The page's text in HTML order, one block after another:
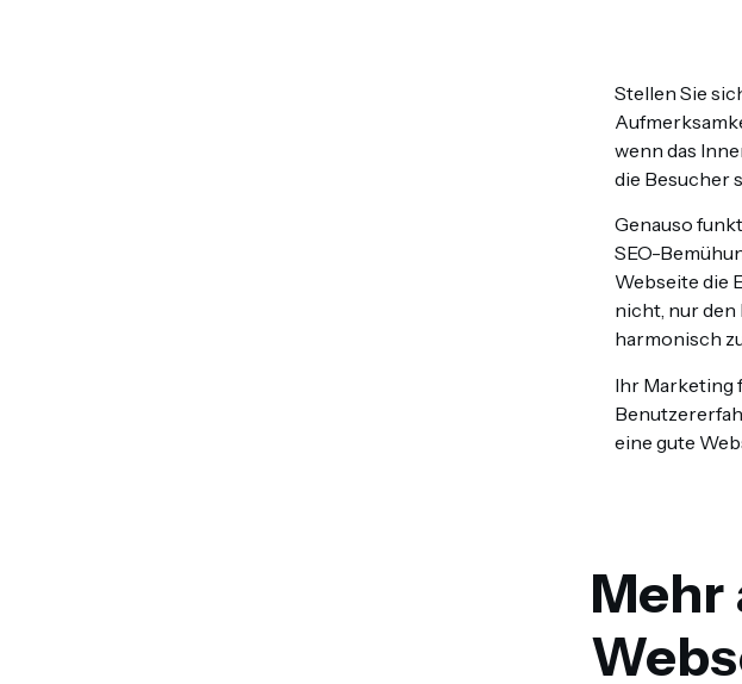
Stellen Sie
wenn das
die Besucher
Genauso
SEO-
Webseite die
nicht, nur den
harmonisch
Ihr Marketing
eine gute
Mehr